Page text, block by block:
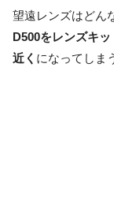
望遠レンズはどん
D500をレンズキ
近く になってしま